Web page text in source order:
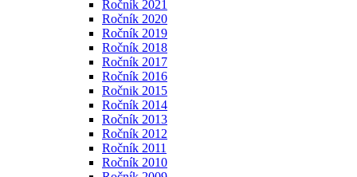
Ročník 2021
Ročník 2020
Ročník 2019
Ročník 2018
Ročník 2017
Ročník 2016
Ročnik 2015
Ročník 2014
Ročník 2013
Ročník 2012
Ročník 2011
Ročník 2010